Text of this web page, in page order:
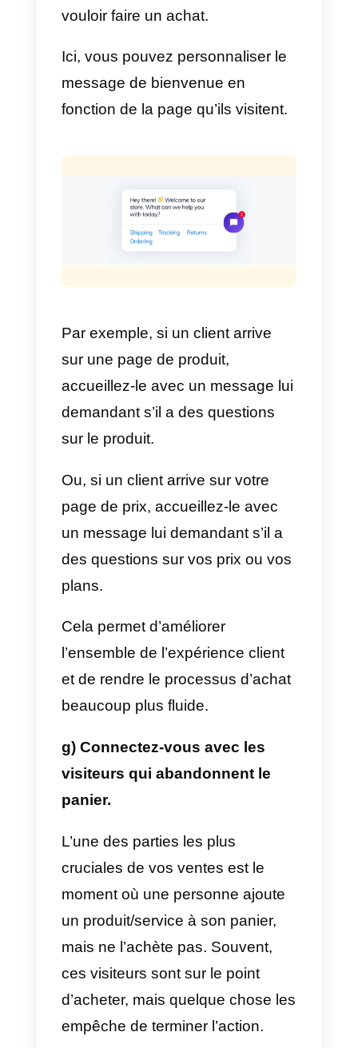
web en clients payants.
Le chat en direct peut être un
excellent outil pour augmenter
au service clientèle, les agents
chat en direct peuvent aider à
d’acheter.
En outre, le chat en direct peut
également contribuer à conclure
davantage de ventes en offrant
aux clients un moyen facile
d’acheter des produits ou des
services.
e) Découvrez les points
douloureux des clients
Un bon moyen d’améliorer vos
ventes grâce au chat en direct
d’identifier et de résoudre les
points douloureux des clients. En
apportant des solutions aux
problèmes qui les empêchent
d’acheter, vous pouvez inciter
davantage de personnes à
acheter chez vous.
En outre, la résolution des
problèmes des clients peut